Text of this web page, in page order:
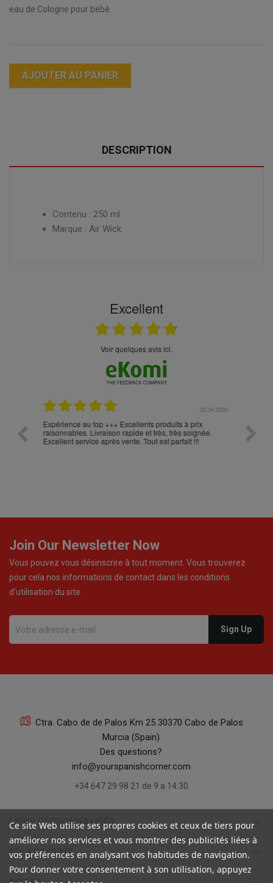
eau de Cologne pour bébé.
AJOUTER AU PANIER
DESCRIPTION
Contenu : 250 ml
Marque : Air Wick
Excellent
Voir quelques avis ici.
23.04.2026
Expérience au top +++ Excellents produits à prix
raisonnables. Livraison rapide et très, très soignée.
Excellent service après vente. Tout est parfait !!!
Join Our Newsletter Now
Vous pouvez vous désinscrire à tout moment. Vous trouverez
pour cela nos informations de contact dans les conditions
d'utilisation du site.
Ctra. Cabo de de Palos Km 25 30370 Cabo de Palos
Murcia (Spain)
Des questions?
info@yourspanishcorner.com
+34 647 29 98 21 de 9 a 14:30
LIENS PERSONNALISÉS keyboard_arrow_down
MY ACCOUNT keyboard_arrow_down
Ce site Web utilise ses propres cookies et ceux de tiers pour
améliorer nos services et vous montrer des publicités liées à
vos préférences en analysant vos habitudes de navigation.
Pour donner votre consentement à son utilisation, appuyez